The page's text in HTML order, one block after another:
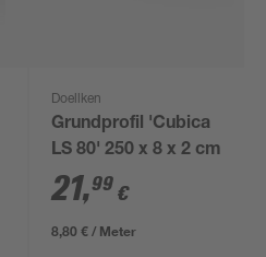
Doellken
Grundprofil 'Cubica
LS 80' 250 x 8 x 2 cm
21,99 €
8,80 € / Meter